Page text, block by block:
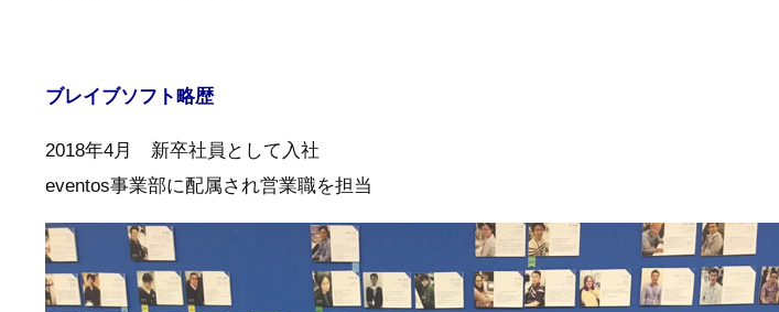
ブレイブソフト略歴
2018年4月 新卒社員として入社
eventos事業部に配属され営業職を担当